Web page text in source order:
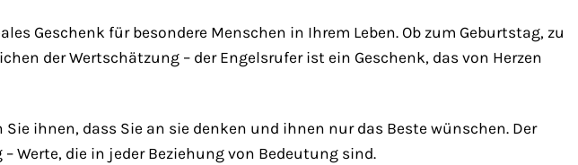
Geschenk für besondere Menschen in Ihrem Leben. Ob zum Geburtstag, zu
der Wertschätzung – der Engelsrufer ist ein Geschenk, das von Herzen
ihnen, dass Sie an sie denken und ihnen nur das Beste wünschen. Der
Werte, die in jeder Beziehung von Bedeutung sind.